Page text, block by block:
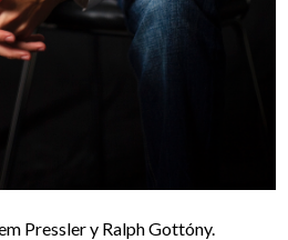
Pressler y Ralph Gottóny.